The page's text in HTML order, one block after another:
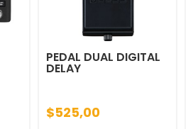
PEDAL DUAL DIGITAL
DELAY
$525,00